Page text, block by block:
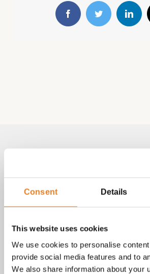
Consent Details
This website uses cookies
We use cookies to personalise
provide social media features and to
We also share information about your
FacebookTwitter
Aangepast met
tot vragen over bestellingen,
Facebook
Instagram
E-mail
Telefoon / whatsapp: +31